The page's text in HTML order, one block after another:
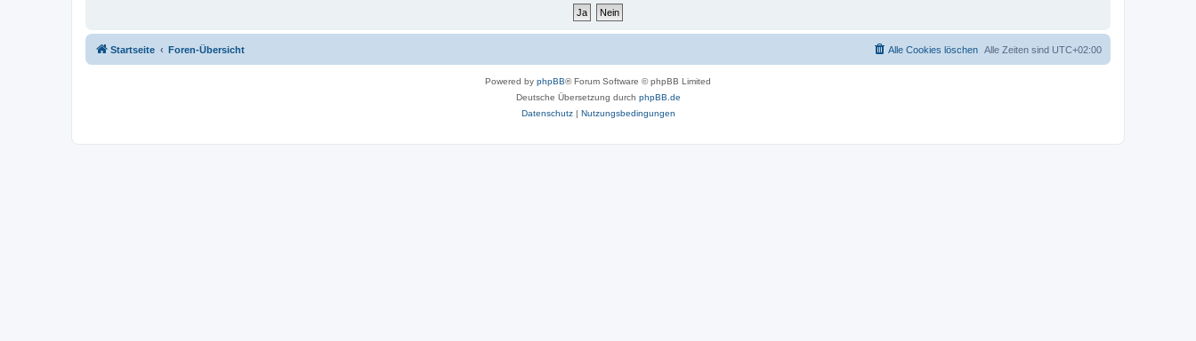
Startseite Foren-Übersicht Alle Zeiten sind UTC+02:00
Alle Cookies löschen
Powered by phpBB® Forum Software © phpBB Limited
Deutsche Übersetzung durch phpBB.de
Datenschutz| Nutzungsbedingungen